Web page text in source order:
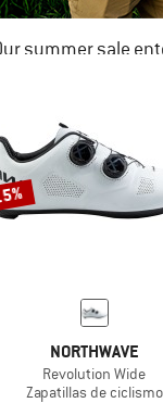
summer sale
NORTHWAVE
Revolution Wide
Zapatillas de ciclismo